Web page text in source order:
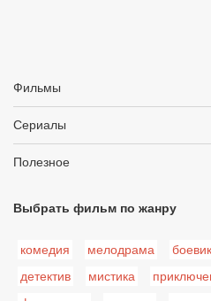
Фильмы
Сериалы
Полезное
Выбрать фильм по жанру
комедия мелодрама боевик
детектив
мистика